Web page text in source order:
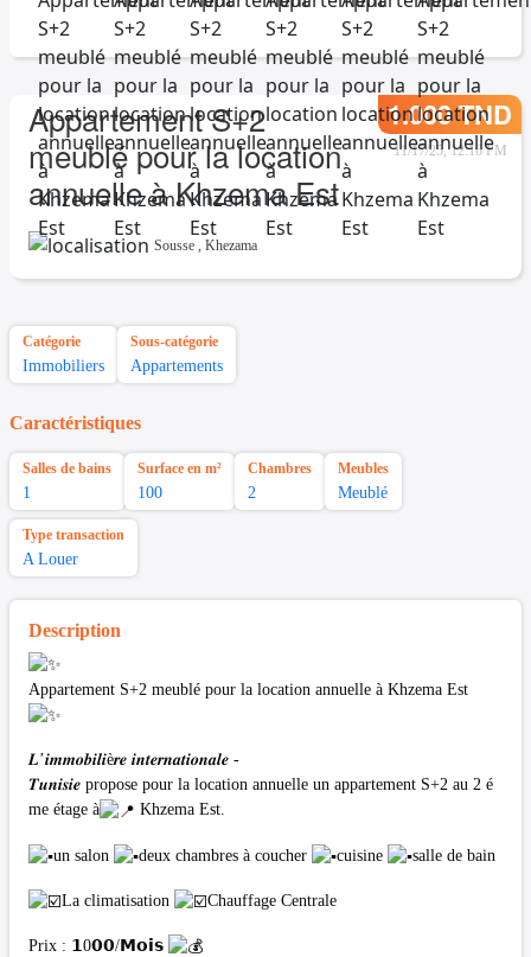
Appartement S+2
meublé pour la location
annuelle à Khzema Est
1.000 TND
11/17/25, 12:16 PM
Sousse , Khezama
Catégorie
Immobiliers
Sous-catégorie
Appartements
Caractéristiques
Salles de bains
1
Surface en m²
100
Chambres
2
Meubles
Meublé
Type transaction
A Louer
Description
Appartement S+2 meublé pour la location annuelle à Khzema Est
𝑳’𝒊𝒎𝒎𝒐𝒃𝒊𝒍𝒊è𝒓𝒆 𝒊𝒏𝒕𝒆𝒓𝒏𝒂𝒕𝒊𝒐𝒏𝒂𝒍𝒆 -
𝑻𝒖𝒏𝒊𝒔𝒊𝒆 propose pour la location annuelle un appartement S+2 au 2 é
me étage à
Khzema Est.
un salon deux chambres à coucher cuisine salle de bain
La climatisation Chauffage Centrale
Prix : 𝟭0𝟬𝟬/𝗠𝗼𝗶𝘀